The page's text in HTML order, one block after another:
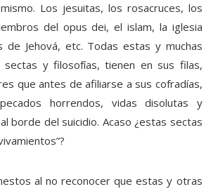
Los jesuitas, los rosacruces, los
del opus dei, el islam, la iglesia
de Jehová, etc. Todas estas y muchas
sectas y filosofías, tienen en sus filas,
que antes de afiliarse a sus cofradías,
horrendos, vidas disolutas y
borde del suicidio. Acaso ¿estas sectas
al no reconocer que estas y otras